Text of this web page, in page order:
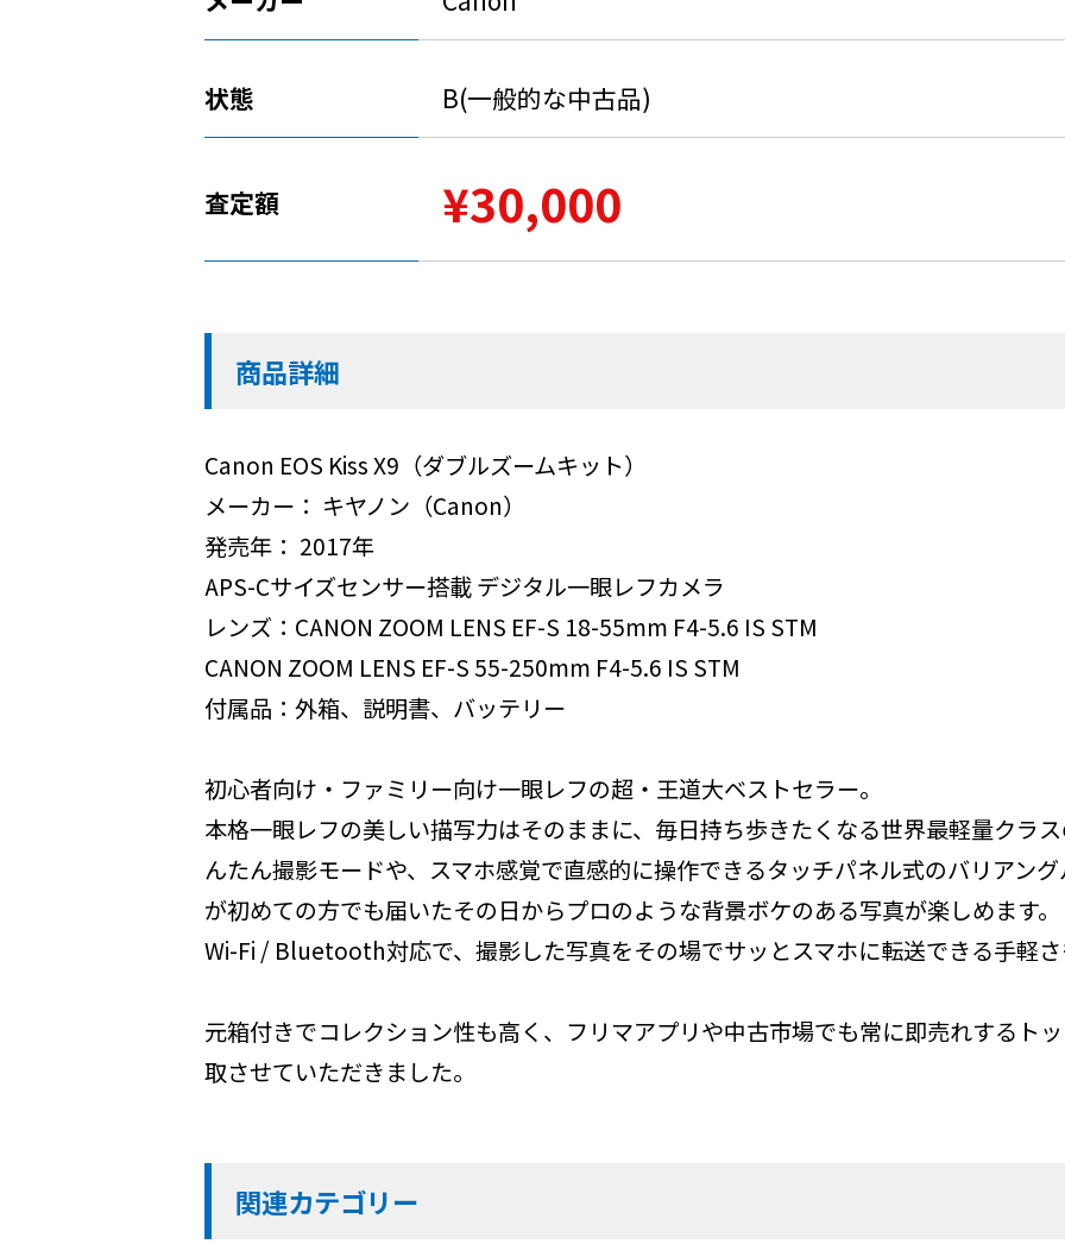
状態 B(一般的な中古品)
査定額 ¥30,000
商品詳細
Canon EOS Kiss X9（ダブルズームキット）
メーカー： キヤノン（Canon）
発売年： 2017年
APS-Cサイズセンサー搭載 デジタル一眼レフカメラ
レンズ：CANON ZOOM LENS EF-S 18-55mm F4-5.6 IS STM
CANON ZOOM LENS EF-S 55-250mm F4-5.6 IS STM
付属品：外箱、説明書、バッテリー
初心者向け・ファミリー向け一眼レフの超・王道大ベストセラー。
本格一眼レフの美しい描写力はそのままに、毎日持ち歩きたくなる世界最軽量クラ
んたん撮影モードや、スマホ感覚で直感的に操作できるタッチパネル式のバリアン
が初めての方でも届いたその日からプロのような背景ボケのある写真が楽しめます。
Wi-Fi / Bluetooth対応で、撮影した写真をその場でサッとスマホに転送できる手軽
元箱付きでコレクション性も高く、フリマアプリや中古市場でも常に即売れするト
取させていただきました。
関連カテゴリー